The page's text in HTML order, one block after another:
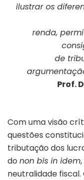
ilustrar os
renda,
de
Prof.
Com uma visão
questões
tributação dos
do non bis in idem
neutralidade